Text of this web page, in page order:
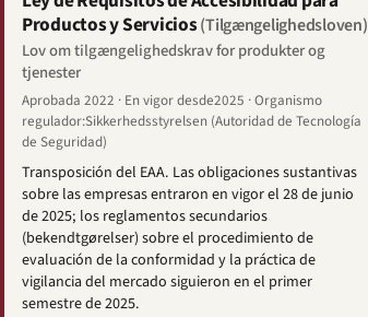
Productos y Servicios(Tilgængelighedsloven)
Lov om tilgængelighedskrav for produkter og
tjenester
Aprobada 2022 · En vigor desde2025 · Organismo
regulador:Sikkerhedsstyrelsen (Autoridad de Tecnología
de Seguridad)
Transposición del EAA. Las obligaciones sustantivas
sobre las empresas entraron en vigor el 28 de junio
de 2025; los reglamentos secundarios
(bekendtgørelser) sobre el procedimiento de
evaluación de la conformidad y la práctica de
vigilancia del mercado siguieron en el primer
semestre de 2025.